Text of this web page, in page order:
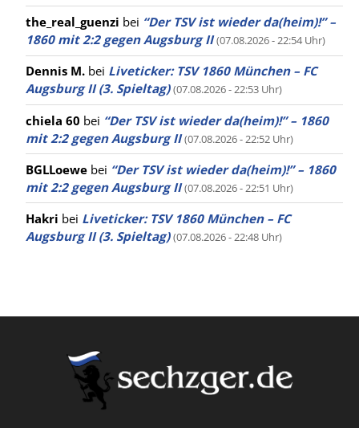
the_real_guenzi bei “Der TSV ist wieder da(heim)!” –
1860 mit 2:2 gegen Augsburg II (07.08.2026 - 22:54 Uhr)
Dennis M. bei Liveticker: TSV 1860 München – FC
Augsburg II (3. Spieltag) (07.08.2026 - 22:53 Uhr)
chiela 60 bei “Der TSV ist wieder da(heim)!” – 1860
mit 2:2 gegen Augsburg II (07.08.2026 - 22:52 Uhr)
BGLLoewe bei “Der TSV ist wieder da(heim)!” – 1860
mit 2:2 gegen Augsburg II (07.08.2026 - 22:51 Uhr)
Hakri bei Liveticker: TSV 1860 München – FC
Augsburg II (3. Spieltag) (07.08.2026 - 22:48 Uhr)